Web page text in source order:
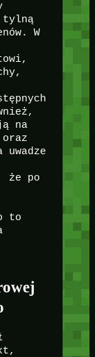
tylną
W
na
że po
to